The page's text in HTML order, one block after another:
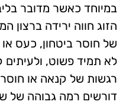
במיוחד כאשר מדובר
הזוג חווה ירידה ברצון
של חוסר ביטחון, כעס
לא תמיד פשוט, ולעיתים
רגשות של קנאה או חוסר
דורשים רמה גבוהה של